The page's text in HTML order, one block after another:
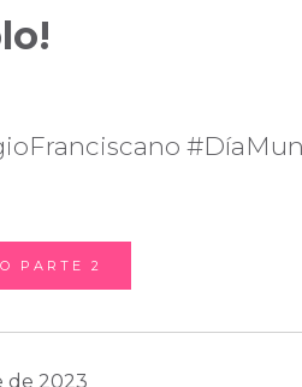
PARTE 2
de 2023